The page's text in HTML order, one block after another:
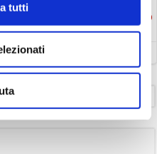
tutti
Post
navigation
Successivo